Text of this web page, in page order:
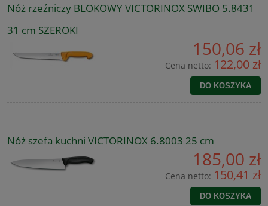
Nóż rzeźniczy BLOKOWY VICTORINOX SWIBO 5.8431
31 cm SZEROKI
150,06 zł
Cena netto: 122,00 zł
DO KOSZYKA
Nóż szefa kuchni VICTORINOX 6.8003 25 cm
185,00 zł
Cena netto: 150,41 zł
DO KOSZYKA